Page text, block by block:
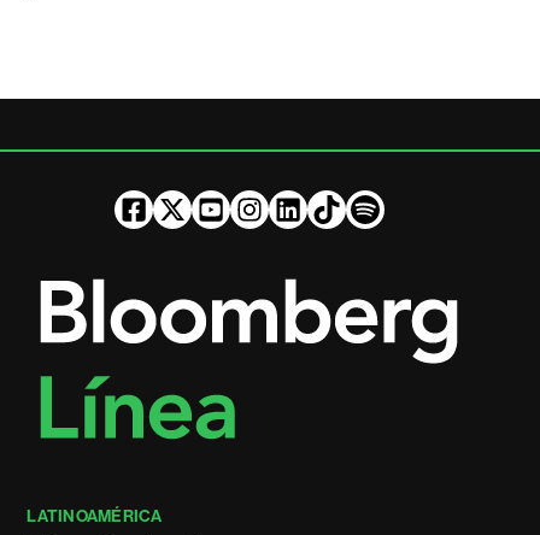
LATINOAMÉRICA